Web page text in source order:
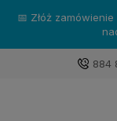
📅 Złóż
884